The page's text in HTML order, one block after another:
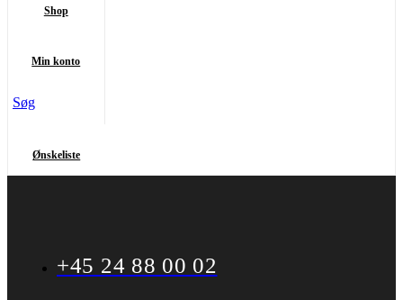
Shop
Min konto
Søg
Ønskeliste
+45 24 88 00 02